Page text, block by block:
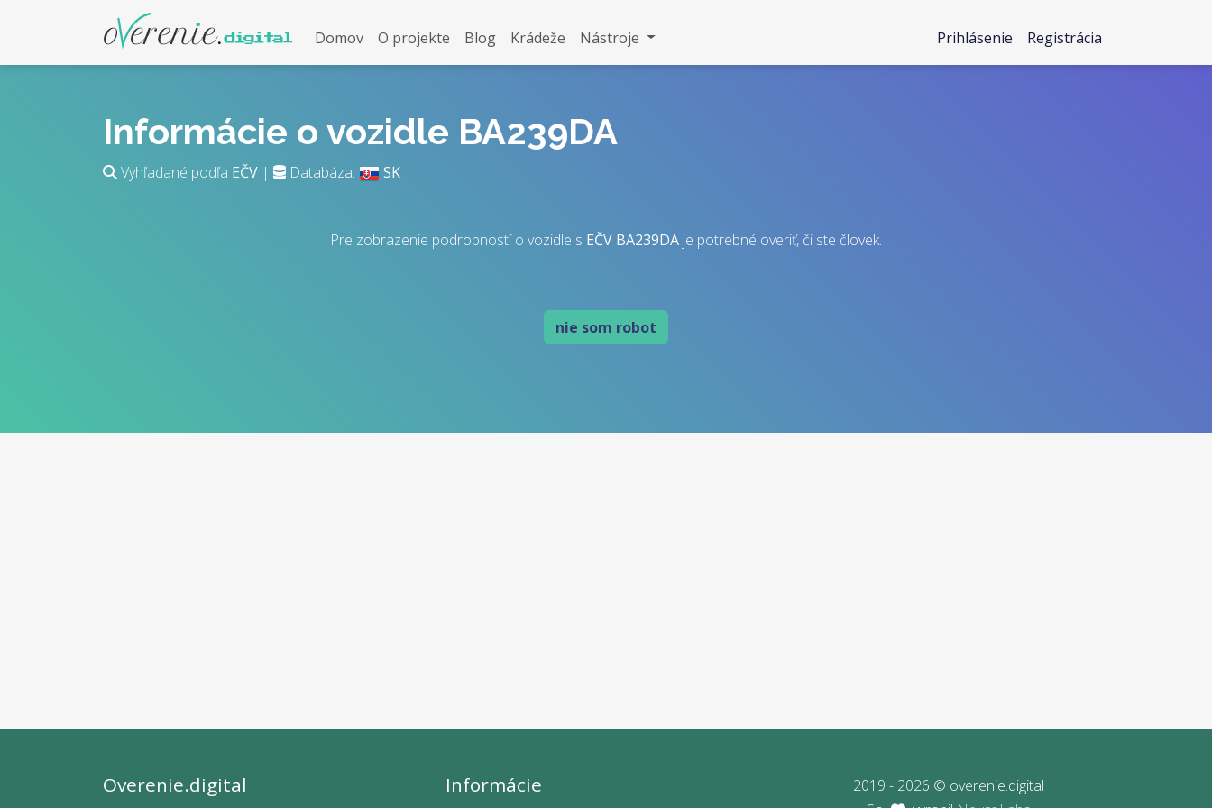
Domov O projekte Blog Krádeže Nástroje Prihlásenie Registrácia
Informácie o vozidle BA239DA
Vyhľadané podľa EČV | Databáza: SK
Pre zobrazenie podrobností o vozidle s EČV BA239DA je potrebné overiť, či ste človek.
nie som robot
Overenie.digital Informácie
2019 - 2026 © overenie.digital